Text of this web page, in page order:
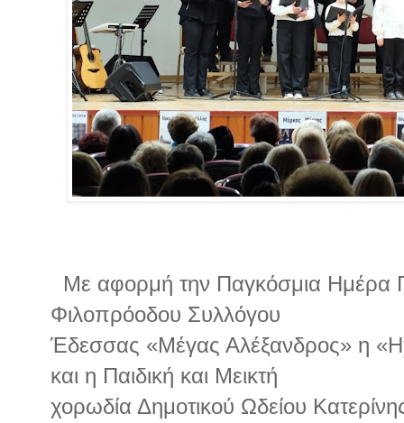
Με αφορμή την Παγκόσμια Ημέρα
Φιλοπρόοδου Συλλόγου
Έδεσσας «Μέγας Αλέξανδρος» η
και η Παιδική και Μεικτή
χορωδία Δημοτικού Ωδείου